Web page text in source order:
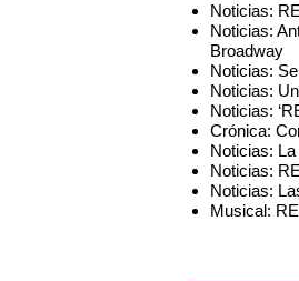
Noticias:
Noticias:
Broadway
Noticias:
Noticias:
Noticias:
Crónica:
Noticias:
Noticias:
Noticias:
Musical: